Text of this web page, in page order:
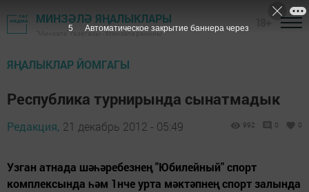
МИНЗӘЛӘ ЯҢАЛЫКЛАРЫ
"Минзәлә" газетасы - Минзәлә районы
ЯҢАЛЫКЛАР ЙОМГАГЫ
Республика турнирында сынатмадык
Редакция, 21 декабрь 2012 - 05:49 992 0 0
Узган атнада шәһәребезнең "Юбилейный" спорт
комплексында һәм 1нче урта мәктәпнең спорт залында
4 Автоматическое закрытие баннера через